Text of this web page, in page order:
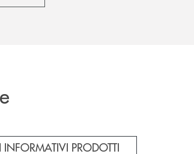
nuova finestraPRODOTTI